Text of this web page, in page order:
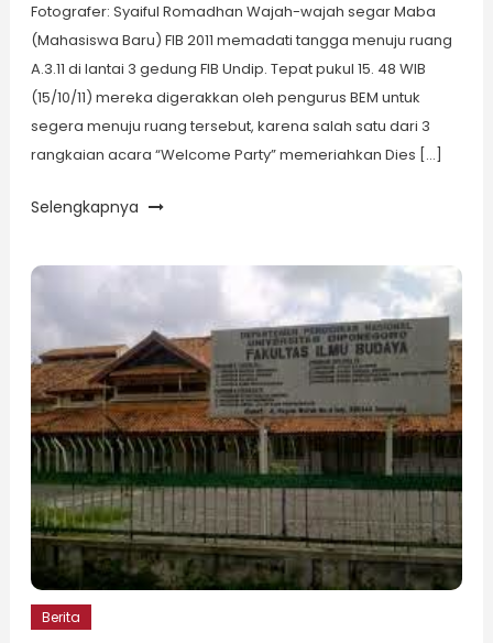
Fotografer: Syaiful Romadhan Wajah-wajah segar Maba
(Mahasiswa Baru) FIB 2011 memadati tangga menuju ruang
A.3.11 di lantai 3 gedung FIB Undip. Tepat pukul 15. 48 WIB
(15/10/11) mereka digerakkan oleh pengurus BEM untuk
segera menuju ruang tersebut, karena salah satu dari 3
rangkaian acara “Welcome Party” memeriahkan Dies […]
Selengkapnya
Berita